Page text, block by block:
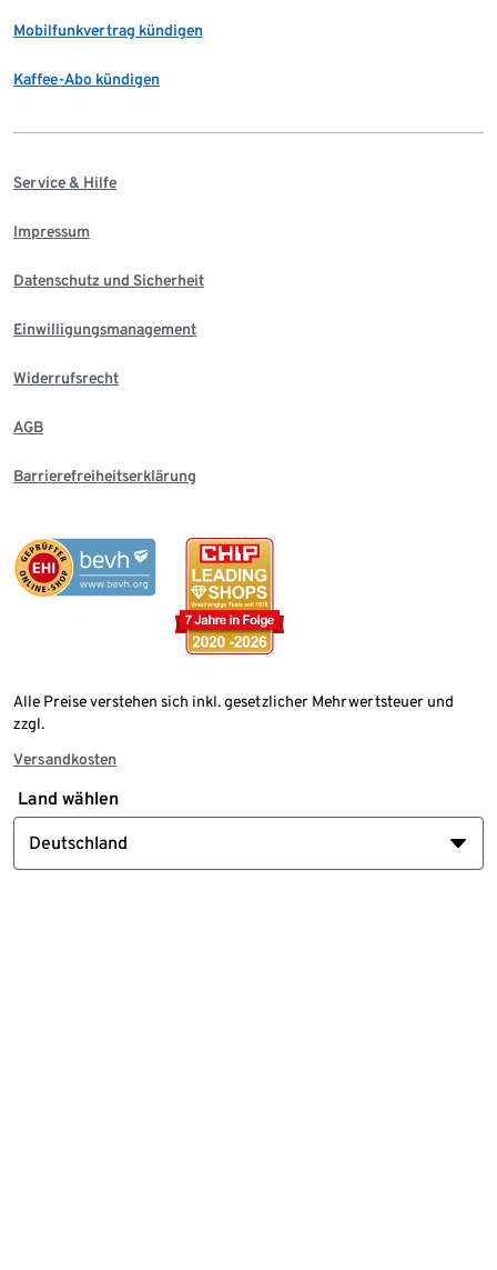
Mobilfunkvertrag kündigen
Kaffee-Abo kündigen
Service & Hilfe
Impressum
Datenschutz und Sicherheit
Einwilligungsmanagement
Widerrufsrecht
AGB
Barrierefreiheitserklärung
Alle Preise verstehen sich inkl. gesetzlicher Mehrwertsteuer und
zzgl.
Versandkosten
Land wählen
Deutschland